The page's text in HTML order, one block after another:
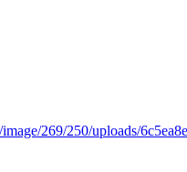
269/250/uploads/